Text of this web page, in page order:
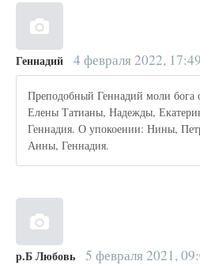
Геннадий 4 февраля 2022, 17:49
Преподобный Геннадий моли бога
Елены Татианы, Надежды,
Геннадия. О упокоении: Нины,
Анны, Геннадия.
р.Б Любовь 5 февраля 2021,